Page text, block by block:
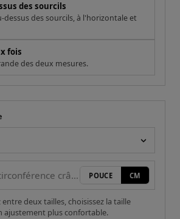
des sourcils
dessus des sourcils, à l'horizontale et
fois
des deux mesures.
POUCE CM
deux tailles, choisissez la taille
ajustement plus confortable.